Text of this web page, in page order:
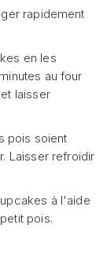
rapidement
en les
au four
laisser
pois soient
Laisser refroidir
à l'aide
pois.